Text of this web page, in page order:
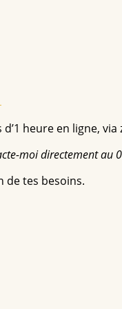
heure en ligne, via
moi directement au
de tes besoins.